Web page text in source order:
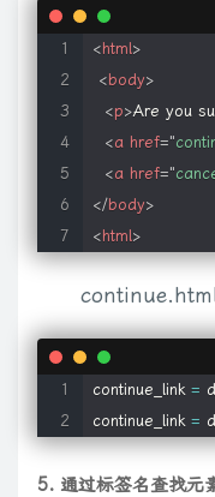
<html>
<body>
<p>Are you
<a href="
<a href="
</body>
<html>
continue_link =
continue_link =
5. 通过标签名查找元